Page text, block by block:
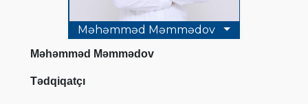
Məhəmməd Məmmədov
Məhəmməd Məmmədov
Tədqiqatçı